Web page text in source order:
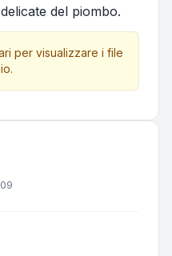
del piombo.
per visualizzare i file